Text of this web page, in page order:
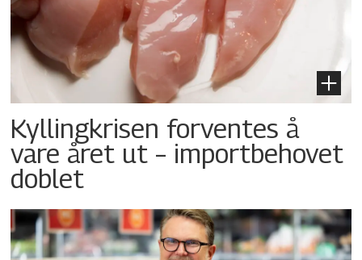
Kyllingkrisen forventes å
vare året ut – importbehovet
doblet